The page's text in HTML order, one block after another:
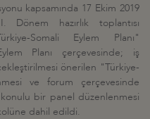
kapsamında 17 Ekim 2019
hazırlık toplantısı
Somali Eylem Planı"
Planı çerçevesinde; iş
önerilen "Türkiye-
ve forum çerçevesinde
konulu bir panel düzenlenmesi
dahil edildi.